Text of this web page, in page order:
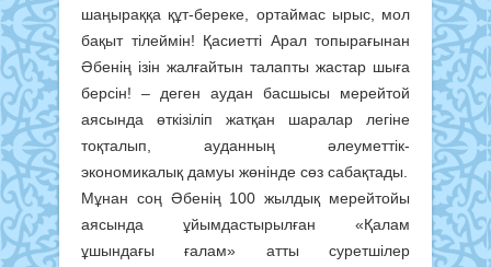
шаңыраққа құт-береке, ортаймас ырыс, мол
бақыт тілеймін! Қасиетті Арал топырағынан
Әбенің ізін жалғайтын талапты жастар шыға
берсін! – деген аудан басшысы мерейтой
аясында өткізіліп жатқан шаралар легіне
тоқталып, ауданның әлеуметтік-
экономикалық дамуы жөнінде сөз сабақтады.
Мұнан соң Әбенің 100 жылдық мерейтойы
аясында ұйымдастырылған «Қалам
ұшындағы ғалам» атты суретшілер